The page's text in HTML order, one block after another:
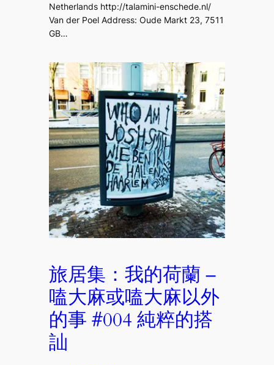
Netherlands http://talamini-enschede.nl/
Van der Poel Address: Oude Markt 23, 7511
GB…
旅居集：我的荷蘭 –
嗑大麻或嗑大麻以外
的事 #004 純粹的搭
訕